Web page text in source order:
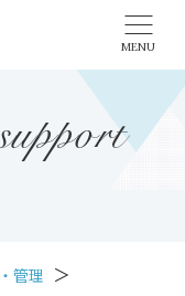
MENU
管理